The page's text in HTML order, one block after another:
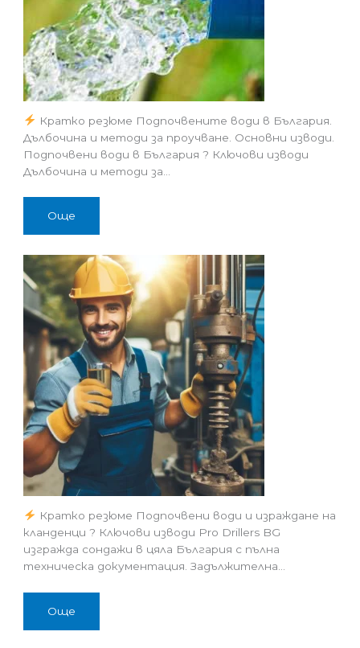
Кратко резюме Подпочвените води в България.
Дълбочина и методи за проучване. Основни изводи.
Подпочвени води в България ? Ключови изводи
Дълбочина и методи за…
Още
Кратко резюме Подпочвени води и израждане на
кланденци ? Ключови изводи Pro Drillers BG
изгражда сондажи в цяла България с пълна
техническа документация. Задължителна…
Още